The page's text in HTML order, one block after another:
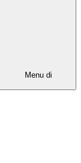
Menu di